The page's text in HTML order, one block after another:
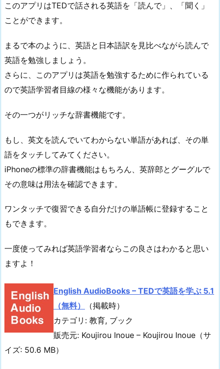
このアプリはTEDで話される英語を「読んで」、「聞く」
ことができます。
まるで本のように、英語と日本語訳を見比べながら読んで
英語を勉強しましょう。
さらに、このアプリは英語を勉強するために作られている
ので英語学習者目線の様々な機能があります。
その一つがリッチな辞書機能です。
もし、英文を読んでいてわからない単語があれば、その単
語をタッチしてみてください。
iPhoneの標準の辞書機能はもちろん、英辞郎とグーグルで
その意味は用法を確認できます。
ワンタッチで復習できる自分だけの単語帳に登録すること
もできます。
一度使ってみれば英語学習者ならこの良さはわかると思い
ますよ！
English AudioBooks – TEDで英語を学ぶ 5.1
（無料）
（掲載時）
カテゴリ: 教育, ブック
販売元: Koujirou Inoue – Koujirou Inoue（サ
イズ: 50.6 MB）